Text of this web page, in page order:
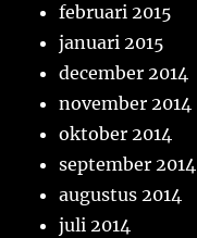
februari 2015
januari 2015
december 2014
november 2014
oktober 2014
september 2014
augustus 2014
juli 2014